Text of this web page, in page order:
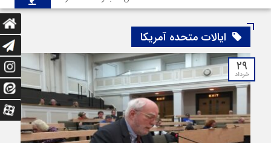
ایالات متحده آمریکا
۲۹
خرداد